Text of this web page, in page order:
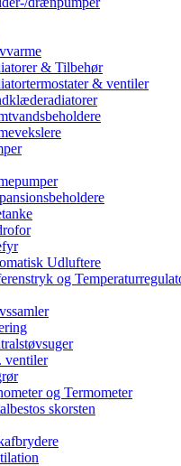
& Tilbehør
& ventiler
Udluftere
og
ventiler
og Termometer
skorsten